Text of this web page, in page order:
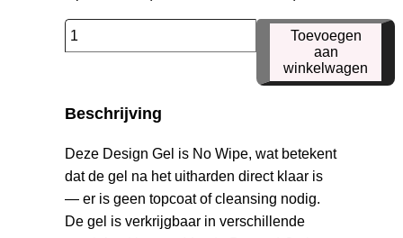
Pro
and
aantal
Toevoegen
aan
winkelwagen
Beschrijving
Deze Design Gel is No Wipe, wat betekent
dat de gel na het uitharden direct klaar is
— er is geen topcoat of cleansing nodig.
De gel is verkrijgbaar in verschillende